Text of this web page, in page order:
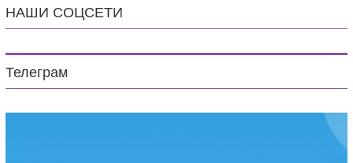
НАШИ СОЦСЕТИ
Телеграм